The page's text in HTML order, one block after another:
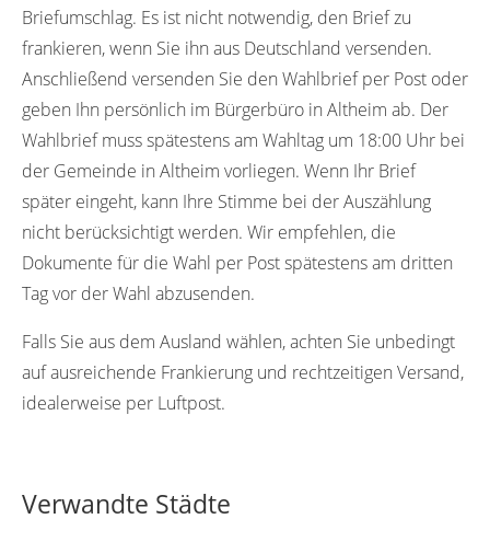
Briefumschlag. Es ist nicht notwendig, den Brief zu
frankieren, wenn Sie ihn aus Deutschland versenden.
Anschließend versenden Sie den Wahlbrief per Post oder
geben Ihn persönlich im Bürgerbüro in Altheim ab. Der
Wahlbrief muss spätestens am Wahltag um 18:00 Uhr bei
der Gemeinde in Altheim vorliegen. Wenn Ihr Brief
später eingeht, kann Ihre Stimme bei der Auszählung
nicht berücksichtigt werden. Wir empfehlen, die
Dokumente für die Wahl per Post spätestens am dritten
Tag vor der Wahl abzusenden.
Falls Sie aus dem Ausland wählen, achten Sie unbedingt
auf ausreichende Frankierung und rechtzeitigen Versand,
idealerweise per Luftpost.
Verwandte Städte